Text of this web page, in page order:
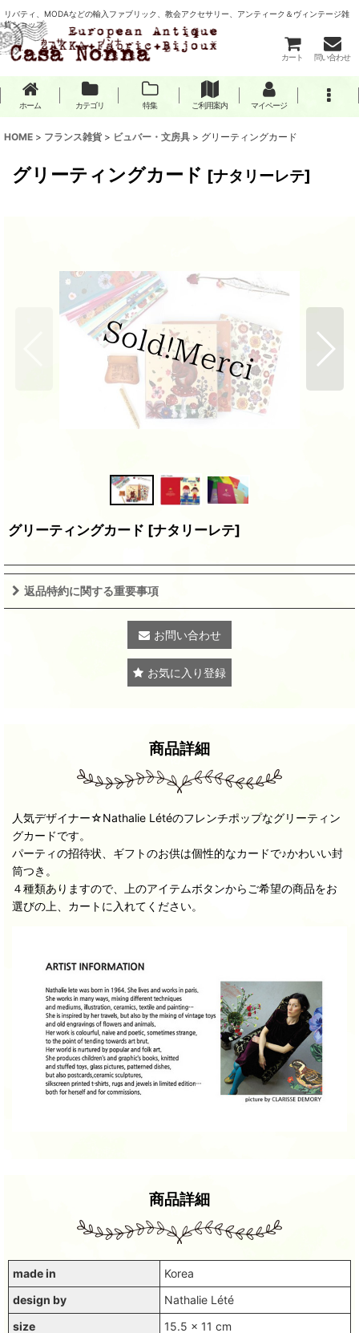
リバティ、MODAなどの輸入ファブリック、教会アクセサリー、アンティーク＆ヴィンテージ雑
貨ショップ
カート 問い合わせ
ホーム カテゴリ 特集 ご利用案内 マイページ
HOME > フランス雑貨 > ビュバー・文房具 > グリーティングカード
グリーティングカード [ナタリーレテ]
グリーティングカード [ナタリーレテ]
返品特約に関する重要事項
お問い合わせ
お気に入り登録
商品詳細
人気デザイナー☆Nathalie Létéのフレンチポップなグリーティン
グカードです。
パーティの招待状、ギフトのお供は個性的なカードで♪かわいい封
筒つき。
４種類ありますので、上のアイテムボタンからご希望の商品をお
選びの上、カートに入れてください。
商品詳細
made in
Korea
design by
Nathalie Lété
size
15.5 x 11 cm